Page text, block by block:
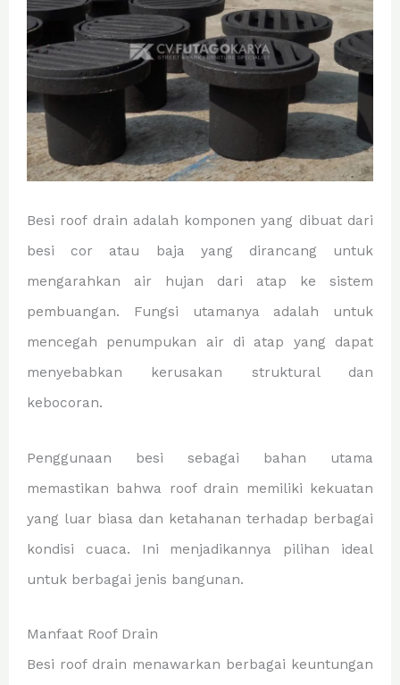
Besi roof drain adalah komponen yang dibuat dari
besi cor atau baja yang dirancang untuk
mengarahkan air hujan dari atap ke sistem
pembuangan. Fungsi utamanya adalah untuk
mencegah penumpukan air di atap yang dapat
menyebabkan kerusakan struktural dan
kebocoran.
Penggunaan besi sebagai bahan utama
memastikan bahwa roof drain memiliki kekuatan
yang luar biasa dan ketahanan terhadap berbagai
kondisi cuaca. Ini menjadikannya pilihan ideal
untuk berbagai jenis bangunan.
Manfaat Roof Drain
Besi roof drain menawarkan berbagai keuntungan